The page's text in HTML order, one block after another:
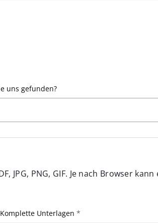
uns gefunden?
PNG, GIF. Je nach Browser
Unterlagen*